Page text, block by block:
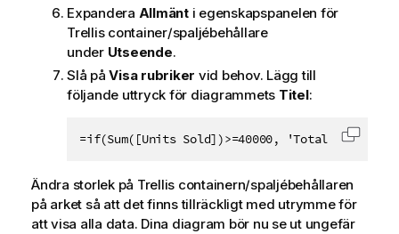
Expandera Allmänti egenskapspanelen för
Trellis container/spaljébehållare
under Utseende.
Slå påVisa rubriker vid behov. Lägg till
följande uttryck för diagrammets Titel:
=if(Sum([Units Sold])>=40000, 'Total Profit,
Ändra storlek på Trellis containern/spaljébehållaren
på arket så att det finns tillräckligt med utrymme för
att visa alla data. Dina diagram bör nu se ut ungefär